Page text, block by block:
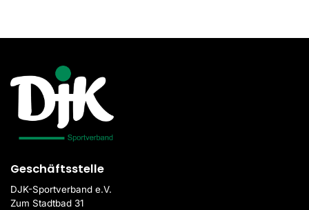
Geschäftsstelle
DJK-Sportverband e.V.
Zum Stadtbad 31